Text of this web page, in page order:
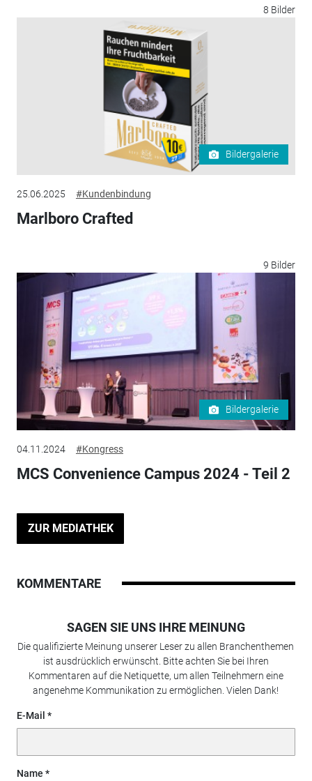
8 Bilder
Bildergalerie
25.06.2025 #Kundenbindung
Marlboro Crafted
9 Bilder
Bildergalerie
04.11.2024 #Kongress
MCS Convenience Campus 2024 - Teil 2
ZUR MEDIATHEK
KOMMENTARE
SAGEN SIE UNS IHRE MEINUNG
Die qualifizierte Meinung unserer Leser zu allen Branchenthemen
ist ausdrücklich erwünscht. Bitte achten Sie bei Ihren
Kommentaren auf die Netiquette, um allen Teilnehmern eine
angenehme Kommunikation zu ermöglichen. Vielen Dank!
E-Mail
Name